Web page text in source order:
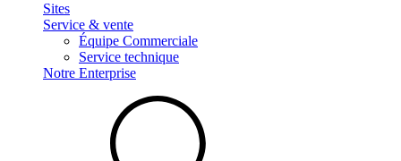
Sites
Service & vente
Équipe Commerciale
Service technique
Notre Enterprise